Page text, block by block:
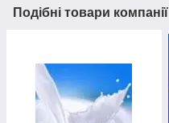
Подібні товари компанії